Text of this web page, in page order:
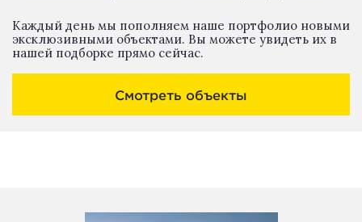
Каждый день мы пополняем наше портфолио новыми
эксклюзивными объектами. Вы можете увидеть их в
нашей подборке прямо сейчас.
Смотреть объекты